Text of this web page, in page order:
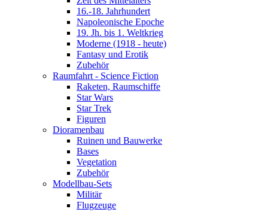
16.-18. Jahrhundert
Napoleonische Epoche
19. Jh. bis 1. Weltkrieg
Moderne (1918 - heute)
Fantasy und Erotik
Zubehör
Raumfahrt - Science Fiction
Raketen, Raumschiffe
Star Wars
Star Trek
Figuren
Dioramenbau
Ruinen und Bauwerke
Bases
Vegetation
Zubehör
Modellbau-Sets
Militär
Flugzeuge